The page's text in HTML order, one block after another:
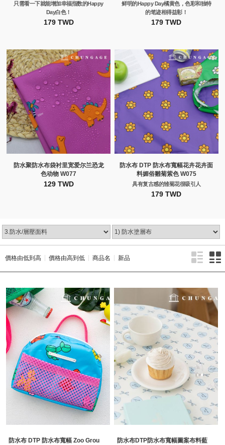
只需看一下就能增加幸福指数的Happy
Day白色！
179 TWD
鲜明的Happy Day橘黄色，色彩和独特
的笔迹相得益彰！
179 TWD
防水聚防水布袋衬里宽爱尔兰恐龙
色动物 W077
129 TWD
防水布 DTP 防水布寬幅花卉花卉面
料媚俗雛菊紫色 W075
具有复古感的雏菊花很吸引人
179 TWD
價格由低到高 價格由高到低 商品名 新品
防水布 DTP 防水布寬幅 Zoo Grou
防水布DTP防水布寬幅圖案布料藍